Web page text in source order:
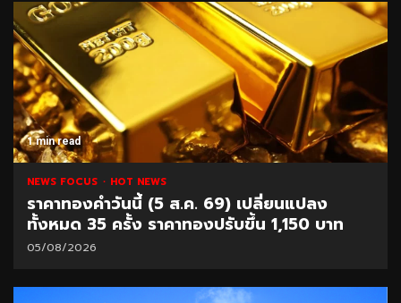
1 min read
NEWS FOCUS HOT NEWS
ราคาทองคำวันนี้ (5 ส.ค. 69) เปลี่ยนแปลง
ทั้งหมด 35 ครั้ง ราคาทองปรับขึ้น 1,150 บาท
05/08/2026